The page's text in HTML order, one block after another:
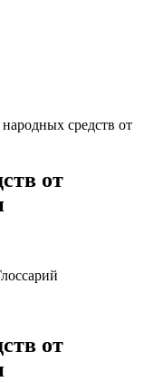
средств от
от
от